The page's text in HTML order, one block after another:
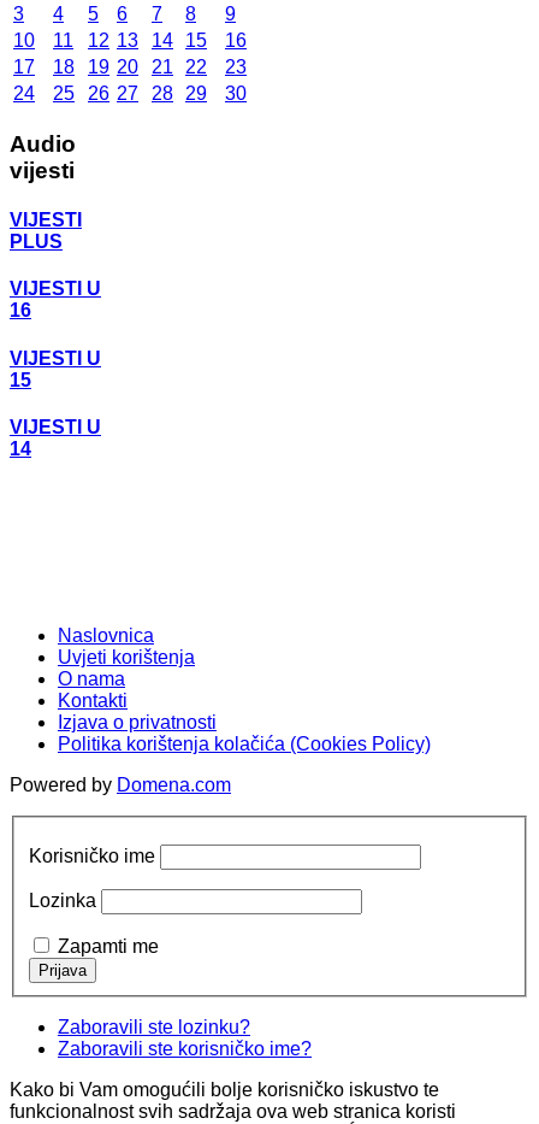
3
4 5 6 7 8
9
10
11 12 13 14 15
16
17
18 19 20 21 22
23
24
25 26 27 28 29 30
Audio
vijesti
VIJESTI
PLUS
VIJESTI U
16
VIJESTI U
15
VIJESTI U
14
Naslovnica
Uvjeti korištenja
O nama
Kontakti
Izjava o privatnosti
Politika korištenja kolačića (Cookies Policy)
Powered by Domena.com
Korisničko ime
Lozinka
Zapamti me
Zaboravili ste lozinku?
Zaboravili ste korisničko ime?
Kako bi Vam omogućili bolje korisničko iskustvo te
funkcionalnost svih sadržaja ova web stranica koristi